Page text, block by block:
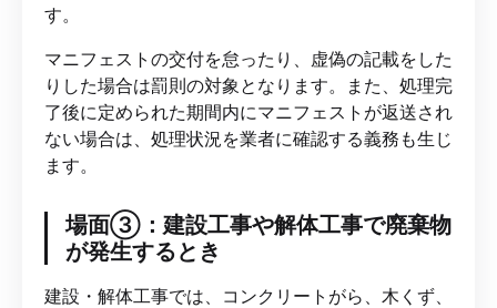
す。
マニフェストの交付を怠ったり、虚偽の記載をした
りした場合は罰則の対象となります。また、処理完
了後に定められた期間内にマニフェストが返送され
ない場合は、処理状況を業者に確認する義務も生じ
ます。
場面③：建設工事や解体工事で廃棄物
が発生するとき
建設・解体工事では、コンクリートがら、木くず、